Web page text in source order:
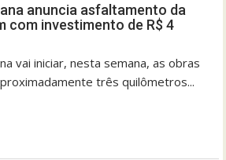
anuncia asfaltamento da
com investimento de R$ 4
vai iniciar, nesta semana, as obras
três quilômetros...